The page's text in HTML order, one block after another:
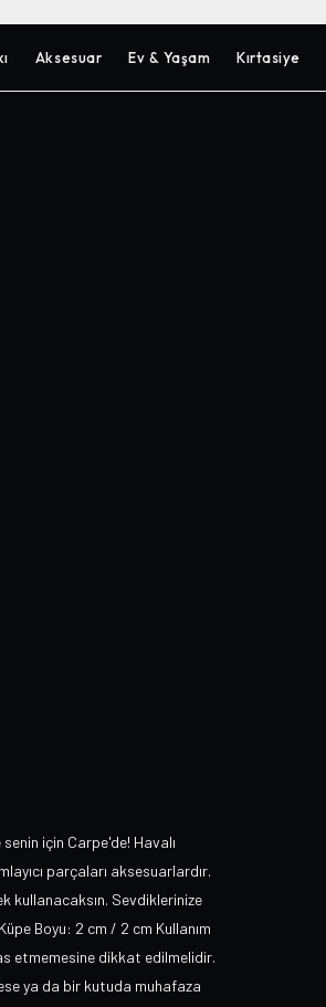
Aksesuar Ev & Yaşam Kırtasiye
için Carpe'de! Havalı
parçaları aksesuarlardır.
kullanacaksın. Sevdiklerinize
Boyu: 2 cm / 2 cm Kullanım
etmemesine dikkat edilmelidir.
ya da bir kutuda muhafaza